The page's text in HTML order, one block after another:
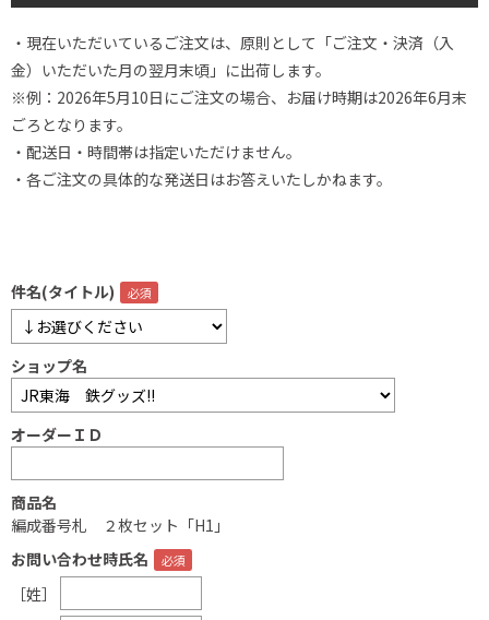
・現在いただいているご注文は、原則として「ご注文・決済（入
金）いただいた月の翌月末頃」に出荷します。
※例：2026年5月10日にご注文の場合、お届け時期は2026年6月末
ごろとなります。
・配送日・時間帯は指定いただけません。
・各ご注文の具体的な発送日はお答えいたしかねます。
件名(タイトル)
ショップ名
オーダーＩＤ
商品名
編成番号札 ２枚セット「H1」
お問い合わせ時氏名
［姓］